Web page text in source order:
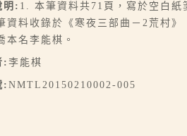
明: 1. 本筆資料共71頁，寫於空白紙
資料收錄於《寒夜三部曲－2荒村》
本名李能棋。
: 李能棋
: NMTL20150210002-005